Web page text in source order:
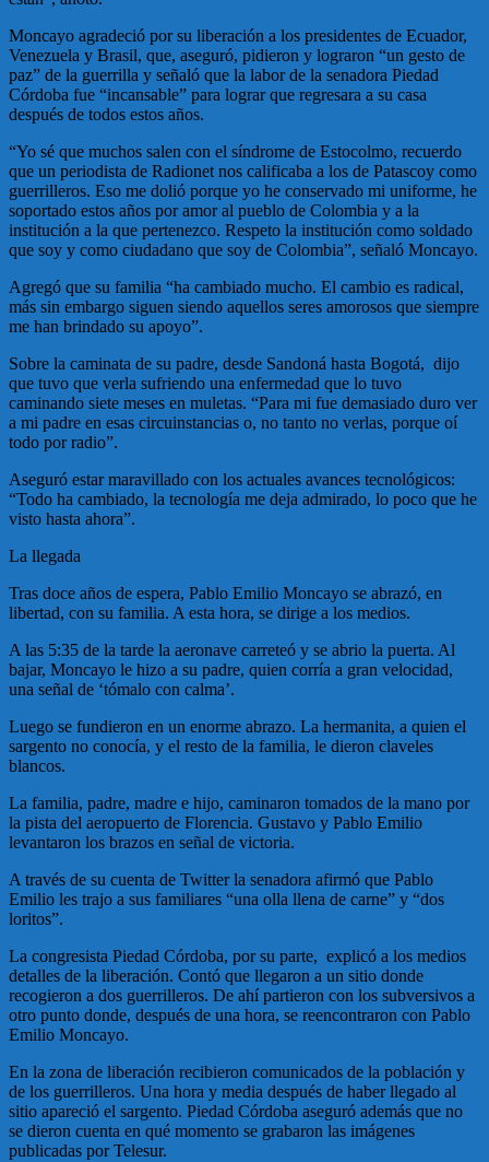
Moncayo agradeció por su liberación a los presidentes de Ecuador,
Venezuela y Brasil, que, aseguró, pidieron y lograron “un gesto de
paz” de la guerrilla y señaló que la labor de la senadora Piedad
Córdoba fue “incansable” para lograr que regresara a su casa
después de todos estos años.
“Yo sé que muchos salen con el síndrome de Estocolmo, recuerdo
que un periodista de Radionet nos calificaba a los de Patascoy como
guerrilleros. Eso me dolió porque yo he conservado mi uniforme, he
soportado estos años por amor al pueblo de Colombia y a la
institución a la que pertenezco. Respeto la institución como soldado
que soy y como ciudadano que soy de Colombia”, señaló Moncayo.
Agregó que su familia “ha cambiado mucho. El cambio es radical,
más sin embargo siguen siendo aquellos seres amorosos que siempre
me han brindado su apoyo”.
Sobre la caminata de su padre, desde Sandoná hasta Bogotá, dijo
que tuvo que verla sufriendo una enfermedad que lo tuvo
caminando siete meses en muletas. “Para mi fue demasiado duro ver
a mi padre en esas circuinstancias o, no tanto no verlas, porque oí
todo por radio”.
Aseguró estar maravillado con los actuales avances tecnológicos:
“Todo ha cambiado, la tecnología me deja admirado, lo poco que he
visto hasta ahora”.
La llegada
Tras doce años de espera, Pablo Emilio Moncayo se abrazó, en
libertad, con su familia. A esta hora, se dirige a los medios.
A las 5:35 de la tarde la aeronave carreteó y se abrio la puerta. Al
bajar, Moncayo le hizo a su padre, quien corría a gran velocidad,
una señal de ‘tómalo con calma’.
Luego se fundieron en un enorme abrazo. La hermanita, a quien el
sargento no conocía, y el resto de la familia, le dieron claveles
blancos.
La familia, padre, madre e hijo, caminaron tomados de la mano por
la pista del aeropuerto de Florencia. Gustavo y Pablo Emilio
levantaron los brazos en señal de victoria.
A través de su cuenta de Twitter la senadora afirmó que Pablo
Emilio les trajo a sus familiares “una olla llena de carne” y “dos
loritos”.
La congresista Piedad Córdoba, por su parte, explicó a los medios
detalles de la liberación. Contó que llegaron a un sitio donde
recogieron a dos guerrilleros. De ahí partieron con los subversivos a
otro punto donde, después de una hora, se reencontraron con Pablo
Emilio Moncayo.
En la zona de liberación recibieron comunicados de la población y
de los guerrilleros. Una hora y media después de haber llegado al
sitio apareció el sargento. Piedad Córdoba aseguró además que no
se dieron cuenta en qué momento se grabaron las imágenes
publicadas por Telesur.